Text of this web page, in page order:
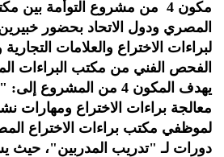
مكون 4 من مشروع التوأمة بين
المصري ودول الاتحاد بحضور
لبراءات الاختراع والعلامات
الفحص الفني من مكتب البراءات
يهدف المكون 4 من
معالجة براءات الاختراع ومهارات
لموظفي مكتب براءات الاختراع
دورات لـ "تدريب المدربين"، حيث